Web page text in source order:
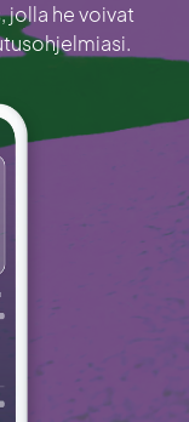
jolla he voivat